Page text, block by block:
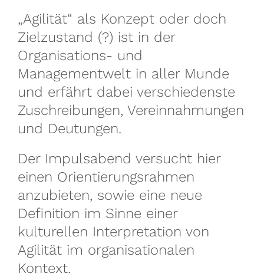
„Agilität“ als Konzept oder doch
Zielzustand (?) ist in der
Organisations- und
Managementwelt in aller Munde
und erfährt dabei verschiedenste
Zuschreibungen, Vereinnahmungen
und Deutungen.
Der Impulsabend versucht hier
einen Orientierungsrahmen
anzubieten, sowie eine neue
Definition im Sinne einer
kulturellen Interpretation von
Agilität im organisationalen
Kontext.